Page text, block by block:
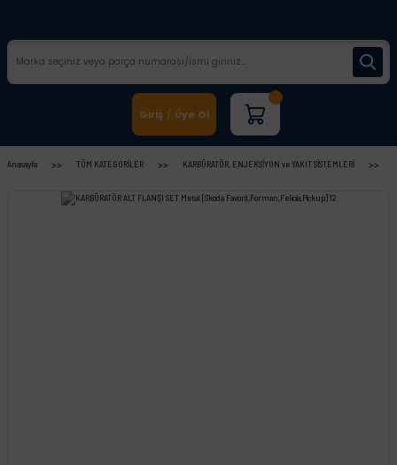
Giriş / Üye Ol
Anasayfa TÜM KATEGORİLER KARBÜRATÖR, ENJEKSİYON ve YAKIT SİSTEMLERİ